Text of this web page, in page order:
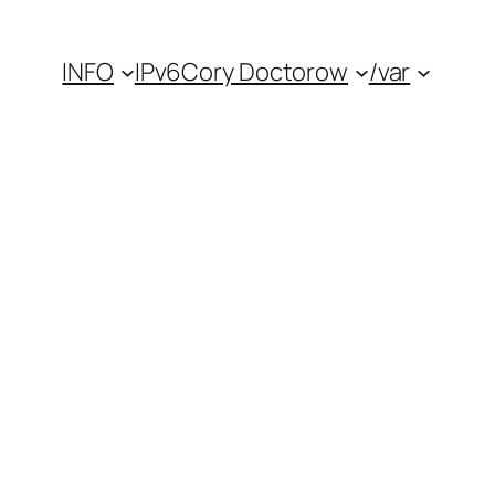
INFO IPv6Cory Doctorow /var